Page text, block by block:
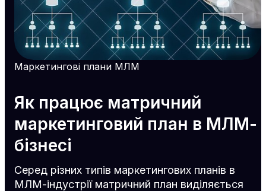
Маркетингові плани МЛМ
Як працює матричний
маркетинговий план в МЛМ-
бізнесі
Серед різних типів маркетингових планів в
МЛМ-індустрії матричний план виділяється